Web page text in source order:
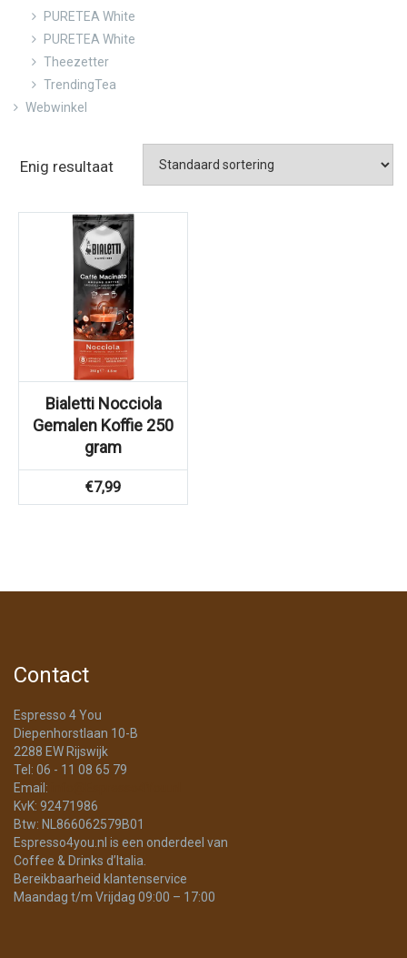
PURETEA White
PURETEA White
Theezetter
TrendingTea
Webwinkel
Enig resultaat
Bialetti Nocciola
Gemalen Koffie 250
gram
€7,99
Contact
Espresso 4 You
Diepenhorstlaan 10-B
2288 EW Rijswijk
Tel: 06 - 11 08 65 79
Email:
KvK: 92471986
Btw: NL866062579B01
Espresso4you.nl is een onderdeel van
Coffee & Drinks d’Italia.
Bereikbaarheid klantenservice
Maandag t/m Vrijdag 09:00 – 17:00